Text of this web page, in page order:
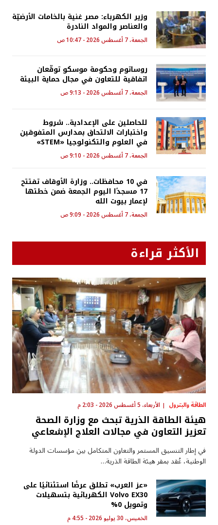
وزير الكهرباء: مصر غنية بالخامات الأرضيّة
والعناصر والمواد النادرة
الجمعة، 7 أغسطس 2026 - 10:47 ص
روساتوم وحكومة موسكو توقّعان
اتفاقية للتعاون في مجال حماية البيئة
الجمعة، 7 أغسطس 2026 - 9:13 ص
للحاصلين على الإعدادية.. شروط
واختبارات الالتحاق بمدارس المتفوقين
في العلوم والتكنولوجيا «STEM»
الجمعة، 7 أغسطس 2026 - 9:10 ص
في 10 محافظات.. وزارة الأوقاف تفتتح
17 مسجدًا اليوم الجمعة ضمن خطتها
لإعمار بيوت الله
الجمعة، 7 أغسطس 2026 - 9:09 ص
الأكثر قراءة
الطاقة والبترول الأربعاء، 5 أغسطس 2026 - 2:03 م
هيئة الطاقة الذرية تبحث مع وزارة الصحة
تعزيز التعاون في مجالات العلاج الإشعاعي
في إطار التنسيق المستمر والتعاون المتكامل بين مؤسسات الدولة
الوطنية، عُقد بمقر هيئة الطاقة الذرية…
«عز العرب» تطلق عرضًا استثنائيًا على
Volvo EX30 الكهربائية بتسهيلات
وتمويل 0%
الخميس، 30 يوليو 2026 - 4:55 م